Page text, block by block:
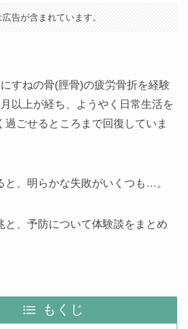
告が含まれています。
すねの骨(脛骨)の疲労骨折を経験
以上が経ち、ようやく日常生活を
過ごせるところまで回復していま
と、明らかな失敗がいくつも…。
と、予防について体験談をまとめ
もくじ